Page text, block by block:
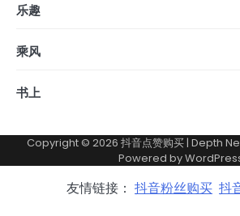
乐趣
乘风
书上
Copyright © 2026 抖音点赞购买| Depth
Powered by
友情链接： 抖音粉丝购买 抖